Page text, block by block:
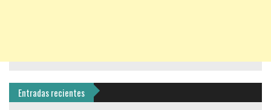
Entradas recientes